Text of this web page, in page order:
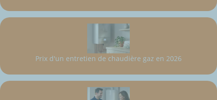
Prix d'un entretien de chaudière gaz en 2026